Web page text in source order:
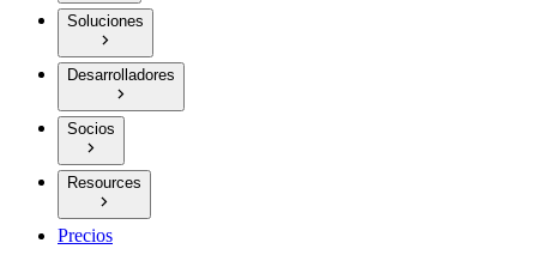
Soluciones
Desarrolladores
Socios
Resources
Precios